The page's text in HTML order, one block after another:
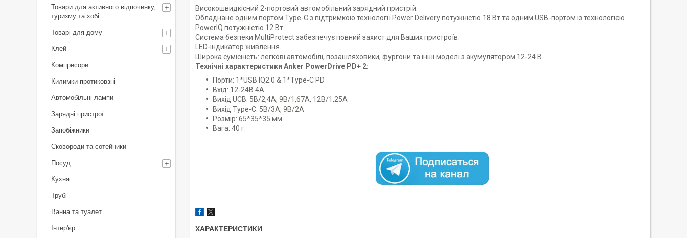
Високошвидкісний 2-портовий автомобільний зарядний пристрій.
Обладнане одним портом Type-C з підтримкою технології Power Delivery потужністю 18 Вт та одним USB-портом із технологією
PowerIQ потужністю 12 Вт.
Система безпеки MultiProtect забезпечує повний захист для Ваших пристроїв.
LED-індикатор живлення.
Широка сумісність: легкові автомобілі, позашляховики, фургони та інші моделі з акумулятором 12-24 В.
Технічні характеристики Anker PowerDrive PD+ 2:
Порти: 1*USB IQ2.0 & 1*Type-C PD
Вхід: 12-24В 4A
Вихід UCB: 5В/2,4А, 9В/1,67А, 12В/1,25А
Вихід Type-C: 5В/3А, 9В/2А
Розмір: 65*35*35 мм
Вага: 40 г.
ХАРАКТЕРИСТИКИ
Товари для активного відпочинку,
туризму та хобі
Товарі для дому
Клей
Компресори
Килимки протиковзні
Автомобільні лампи
Зарядні пристрої
Запобіжники
Сковороди та сотейники
Посуд
Кухня
Трубі
Ванна та туалет
Інтер'єр